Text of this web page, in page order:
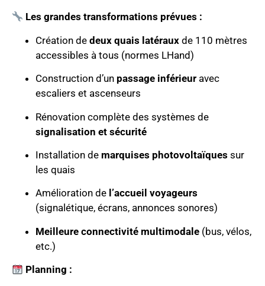
Les grandes transformations prévues :
Création de deux quais latéraux de 110 mètres
accessibles à tous (normes LHand)
Construction d’un passage inférieur avec
escaliers et ascenseurs
Rénovation complète des systèmes de
signalisation et sécurité
Installation de marquises photovoltaïques sur
les quais
Amélioration de l’accueil voyageurs
(signalétique, écrans, annonces sonores)
Meilleure connectivité multimodale (bus, vélos,
etc.)
Planning :